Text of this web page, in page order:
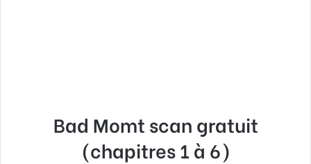
Bad Momt scan gratuit
(chapitres 1 à 6)